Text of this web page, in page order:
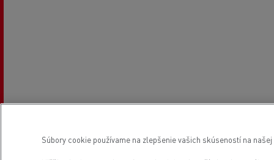
Súbory cookie používame na zlepšenie vašich skúseností na